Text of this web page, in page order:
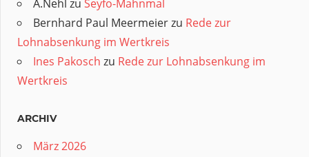
A.Nehl zu Seyfo-Mahnmal
Bernhard Paul Meermeierzu Rede zur
Lohnabsenkung im Wertkreis
Ines Pakosch zu Rede zur Lohnabsenkung im
Wertkreis
ARCHIV
März 2026